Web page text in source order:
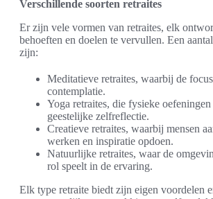
Verschillende soorten retraites
Er zijn vele vormen van retraites, elk
behoeften en doelen te vervullen. Een
zijn:
Meditatieve retraites, waarbij de
contemplatie.
Yoga retraites, die fysieke
geestelijke zelfreflectie.
Creatieve retraites, waarbij mensen
werken en inspiratie opdoen.
Natuurlijke retraites, waar de
rol speelt in de ervaring.
Elk type retraite biedt zijn eigen voordelen